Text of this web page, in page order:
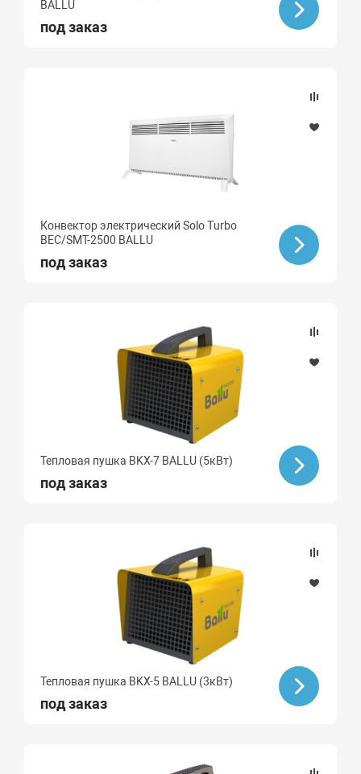
BALLU
под заказ
Конвектор электрический Solo Turbo
BEC/SMT-2500 BALLU
под заказ
Тепловая пушка BKX-7 BALLU (5кВт)
под заказ
Тепловая пушка BKX-5 BALLU (3кВт)
под заказ